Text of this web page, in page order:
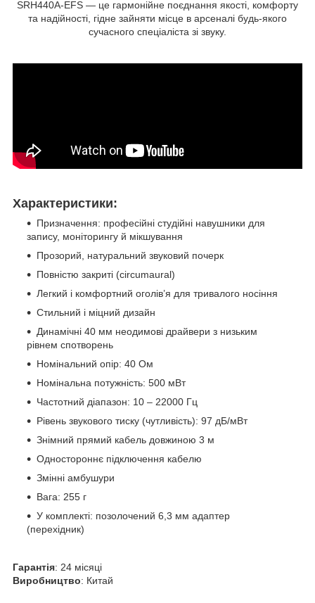
SRH440A-EFS — це гармонійне поєднання якості, комфорту
та надійності, гідне зайняти місце в арсеналі будь-якого
сучасного спеціаліста зі звуку.
Характеристики:
Призначення: професійні студійні навушники для
запису, моніторингу й мікшування
Прозорий, натуральний звуковий почерк
Повністю закриті (circumaural)
Легкий і комфортний оголів’я для тривалого носіння
Стильний і міцний дизайн
Динамічні 40 мм неодимові драйвери з низьким
рівнем спотворень
Номінальний опір: 40 Ом
Номінальна потужність: 500 мВт
Частотний діапазон: 10 – 22000 Гц
Рівень звукового тиску (чутливість): 97 дБ/мВт
Знімний прямий кабель довжиною 3 м
Одностороннє підключення кабелю
Змінні амбушури
Вага: 255 г
У комплекті: позолочений 6,3 мм адаптер
(перехідник)
Гарантія: 24 місяці
Виробництво: Китай